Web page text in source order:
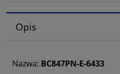
Opis
Nazwa: BC847PN-E-6433